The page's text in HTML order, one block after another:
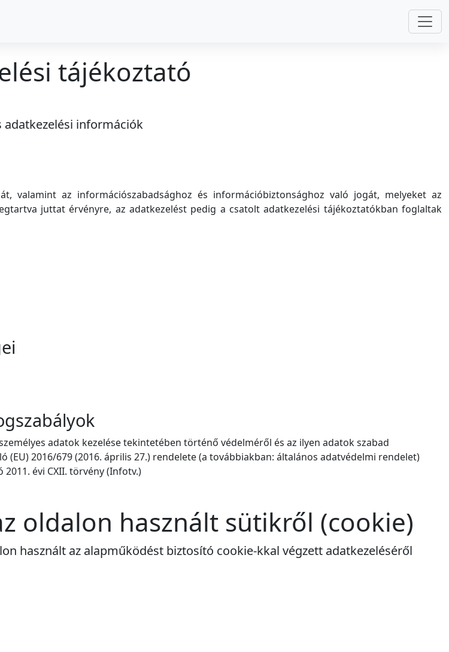
tájékoztató
adatkezelési információk
valamint az információszabadsághoz és információbiztonsághoz való jogát, melyeket az
juttat érvényre, az adatkezelést pedig a csatolt adatkezelési tájékoztatókban foglaltak
adatok kezelése tekintetében történő védelméről és az ilyen adatok szabad
2016/679 (2016. április 27.) rendelete (a továbbiakban: általános adatvédelmi rendelet)
évi CXII. törvény (Infotv.)
oldalon használt sütikről (cookie)
használt az alapműködést biztosító cookie-kkal végzett adatkezeléséről